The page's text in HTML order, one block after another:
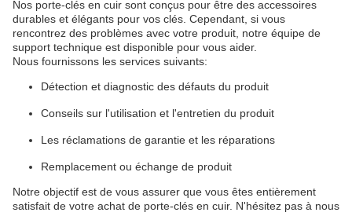
Nos porte-clés en cuir sont conçus pour être des accessoires
durables et élégants pour vos clés. Cependant, si vous
rencontrez des problèmes avec votre produit, notre équipe de
support technique est disponible pour vous aider.
Nous fournissons les services suivants:
Détection et diagnostic des défauts du produit
Conseils sur l'utilisation et l'entretien du produit
Les réclamations de garantie et les réparations
Remplacement ou échange de produit
Notre objectif est de vous assurer que vous êtes entièrement
satisfait de votre achat de porte-clés en cuir. N'hésitez pas à nous